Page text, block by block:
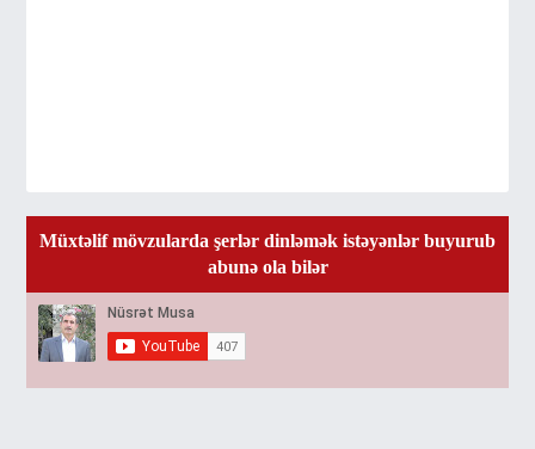
Müxtəlif mövzularda şerlər dinləmək istəyənlər buyurub
abunə ola bilər